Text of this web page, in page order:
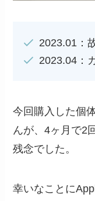
2023.01：
2023.04：
今回購入した個
んが、4ヶ月で2
残念でした。
幸いなことに